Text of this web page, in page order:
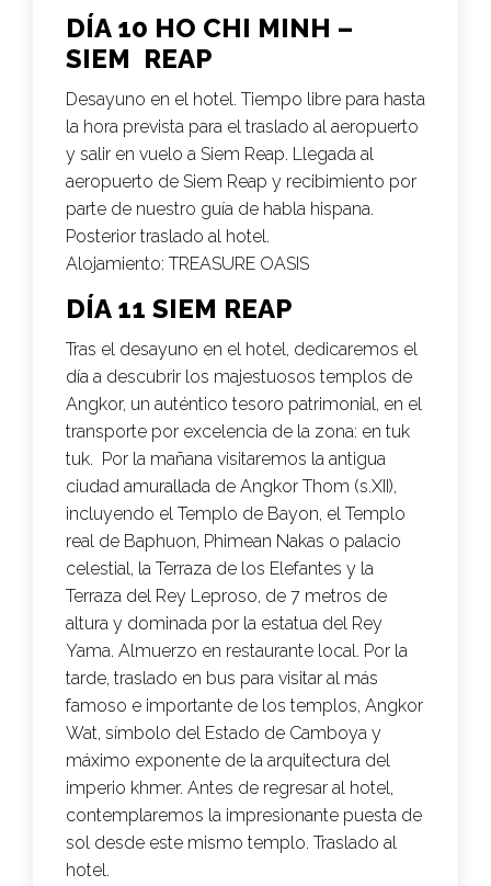
DÍA 10 HO CHI MINH –
SIEM REAP
Desayuno en el hotel. Tiempo libre para hasta
la hora prevista para el traslado al aeropuerto
y salir en vuelo a Siem Reap. Llegada al
aeropuerto de Siem Reap y recibimiento por
parte de nuestro guía de habla hispana.
Posterior traslado al hotel.
Alojamiento: TREASURE OASIS
DÍA 11 SIEM REAP
Tras el desayuno en el hotel, dedicaremos el
día a descubrir los majestuosos templos de
Angkor, un auténtico tesoro patrimonial, en el
transporte por excelencia de la zona: en tuk
tuk. Por la mañana visitaremos la antigua
ciudad amurallada de Angkor Thom (s.XII),
incluyendo el Templo de Bayon, el Templo
real de Baphuon, Phimean Nakas o palacio
celestial, la Terraza de los Elefantes y la
Terraza del Rey Leproso, de 7 metros de
altura y dominada por la estatua del Rey
Yama. Almuerzo en restaurante local. Por la
tarde, traslado en bus para visitar al más
famoso e importante de los templos, Angkor
Wat, símbolo del Estado de Camboya y
máximo exponente de la arquitectura del
imperio khmer. Antes de regresar al hotel,
contemplaremos la impresionante puesta de
sol desde este mismo templo. Traslado al
hotel.